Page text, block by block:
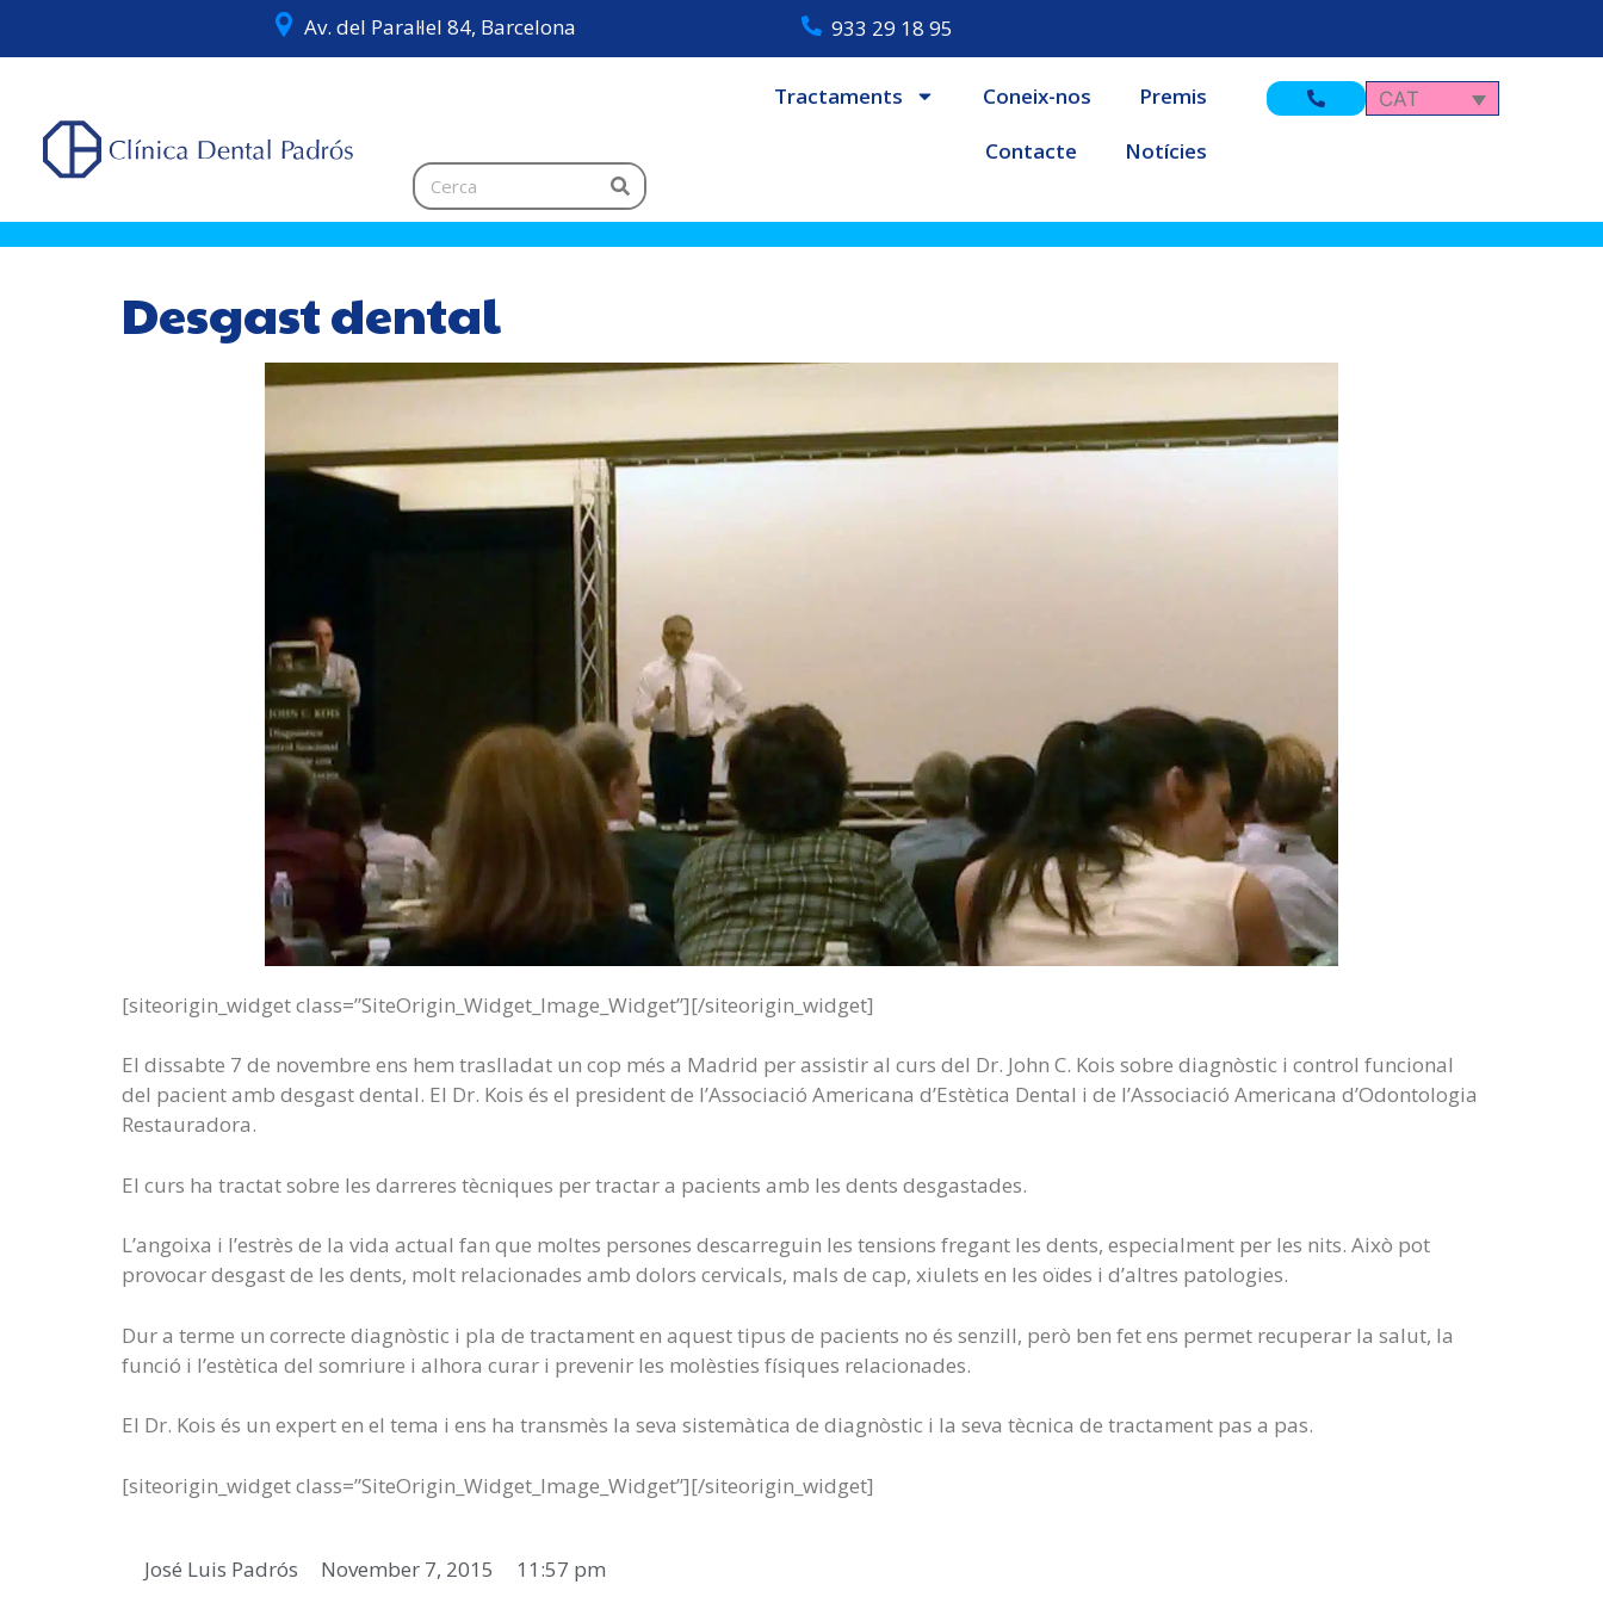
Av. del Paral·lel 84, Barcelona 933 29 18 95
Tractaments Coneix-nos
Premis
Contacte
Notícies
CAT
Desgast dental
[siteorigin_widget class=”SiteOrigin_Widget_Image_Widget”][/siteorigin_widget]
El dissabte 7 de novembre ens hem traslladat un cop més a Madrid per assistir al curs del Dr. John C. Kois sobre diagnòstic i control funcional
del pacient amb desgast dental. El Dr. Kois és el president de l’Associació Americana d’Estètica Dental i de l’Associació Americana d’Odontologia
Restauradora.
El curs ha tractat sobre les darreres tècniques per tractar a pacients amb les dents desgastades.
L’angoixa i l’estrès de la vida actual fan que moltes persones descarreguin les tensions fregant les dents, especialment per les nits. Això pot
provocar desgast de les dents, molt relacionades amb dolors cervicals, mals de cap, xiulets en les oïdes i d’altres patologies.
Dur a terme un correcte diagnòstic i pla de tractament en aquest tipus de pacients no és senzill, però ben fet ens permet recuperar la salut, la
funció i l’estètica del somriure i alhora curar i prevenir les molèsties físiques relacionades.
El Dr. Kois és un expert en el tema i ens ha transmès la seva sistemàtica de diagnòstic i la seva tècnica de tractament pas a pas.
[siteorigin_widget class=”SiteOrigin_Widget_Image_Widget”][/siteorigin_widget]
José Luis Padrós November 7, 2015 11:57 pm